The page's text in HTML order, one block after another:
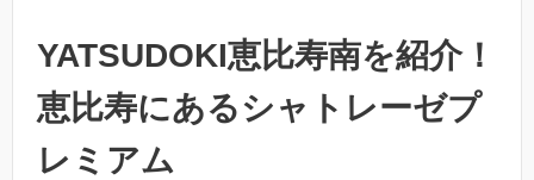
YATSUDOKI恵比寿南を紹介！
恵比寿にあるシャトレーゼプ
レミアム